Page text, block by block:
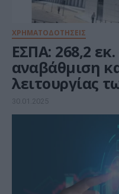
ΧΡΗΜΑΤΟΔΟΤΗΣΕΙΣ
ΕΣΠΑ: 268,2
αναβάθμιση
λειτουργίας
30.01.2025